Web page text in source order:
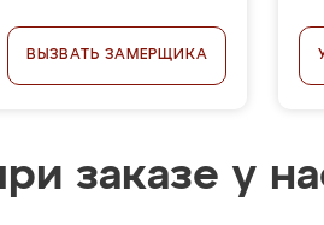
ВЫЗВАТЬ ЗАМЕРЩИКА
заказе у